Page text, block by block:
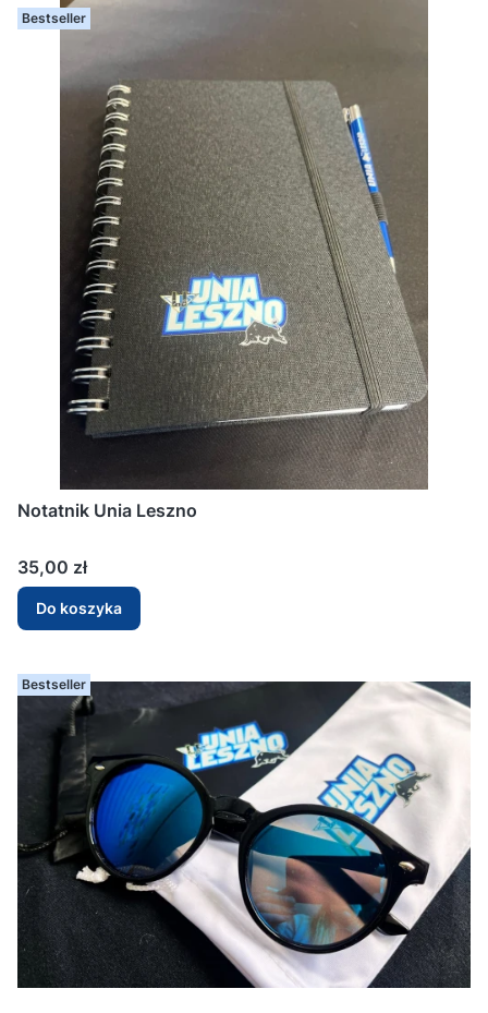
Bestseller
Notatnik Unia Leszno
Cena
35,00 zł
Do koszyka
Bestseller